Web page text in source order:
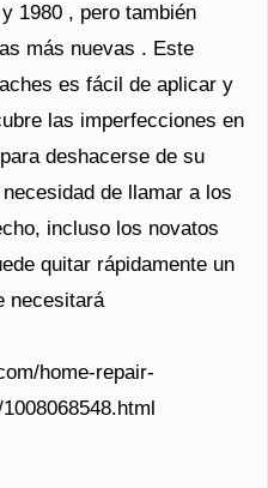
1980 , pero también
más nuevas . Este
es fácil de aplicar y
las imperfecciones en
deshacerse de su
de llamar a los
incluso los novatos
quitar rápidamente un
necesitará
home-repair-